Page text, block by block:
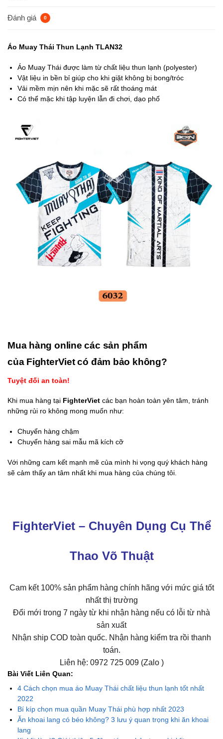
Đánh giá 0
Áo Muay Thái Thun Lạnh TLAN32
Áo Muay Thái được làm từ chất liệu thun lạnh (polyester)
Vật liệu in bền bỉ giúp cho khi giặt không bị bong/tróc
Vải mềm mịn nên khi mặc sẽ rất thoáng mát
Có thể mặc khi tập luyện lẫn đi chơi, dạo phố
Mua hàng online các sản phẩm
của FighterViet có đảm bảo không?
Tuyệt đối an toàn!
Khi mua hàng tại FighterViet các bạn hoàn toàn yên tâm, tránh
những rủi ro không mong muốn như:
Chuyển hàng chậm
Chuyển hàng sai mẫu mã kích cỡ
Với những cam kết mạnh mẽ của mình hi vọng quý khách hàng
sẽ cảm thấy an tâm nhất khi mua hàng của chúng tôi.
FighterViet – Chuyên Dụng Cụ Thể
Thao Võ Thuật
Cam kết 100% sản phẩm hàng chính hãng với mức giá tốt
nhất thị trường
Đổi mới trong 7 ngày từ khi nhận hàng nếu có lỗi từ nhà
sản xuất
Nhận ship COD toàn quốc. Nhận hàng kiểm tra rồi thanh
toán.
Liên hệ: 0972 725 009 (Zalo )
Bài Viết Liên Quan:
4 Cách chọn mua áo Muay Thái chất liệu thun lạnh tốt nhất
2022
Bí kíp chọn mua quần Muay Thái phù hợp nhất 2023
Ăn khoai lang có béo không? 3 lưu ý quan trọng khi ăn khoai
lang